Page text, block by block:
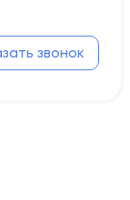
звонок